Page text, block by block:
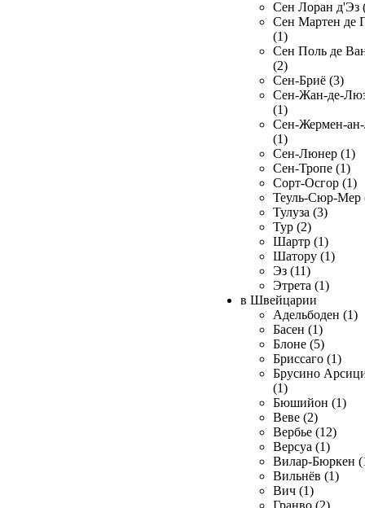
Сен Лоран д'Эз
Сен Мартен де
(1)
Сен Поль де
(2)
Сен-Бриё (3)
Сен-Жан-де-
(1)
Сен-Жермен-
(1)
Сен-Люнер (1)
Сен-Тропе (1)
Сорт-Осгор (1)
Теуль-Сюр-Мер
Тулуза (3)
Тур (2)
Шартр (1)
Шатору (1)
Эз (11)
Этрета (1)
в Швейцарии
Адельбоден (1)
Басен (1)
Блоне (5)
Бриссаго (1)
Брусино
(1)
Бюшийон (1)
Веве (2)
Вербье (12)
Версуа (1)
Вилар-Бюркен
Вильнёв (1)
Вич (1)
Гранво (2)